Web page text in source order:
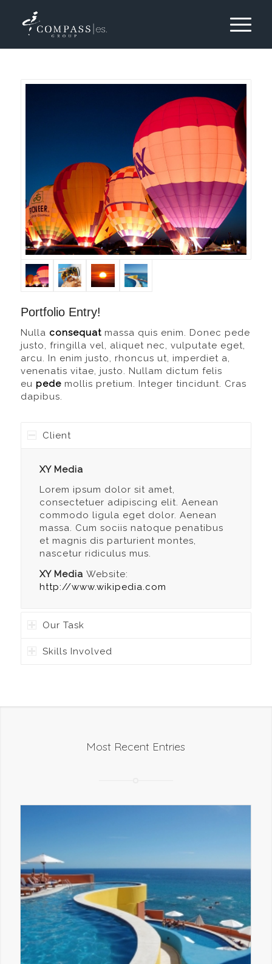
Portfolio Entry!
Nulla consequatmassa quis enim. Donec pede
justo, fringilla vel, aliquet nec, vulputate eget,
arcu. In enim justo, rhoncus ut, imperdiet a,
venenatis vitae, justo. Nullam dictum felis
eu pedemollis pretium. Integer tincidunt. Cras
dapibus.
Client
XY Media
Lorem ipsum dolor sit amet,
consectetuer adipiscing elit. Aenean
commodo ligula eget dolor. Aenean
massa. Cum sociis natoque penatibus
et magnis dis parturient montes,
nascetur ridiculus mus.
XY Media Website:
http://www.wikipedia.com
Our Task
Skills Involved
Most Recent Entries